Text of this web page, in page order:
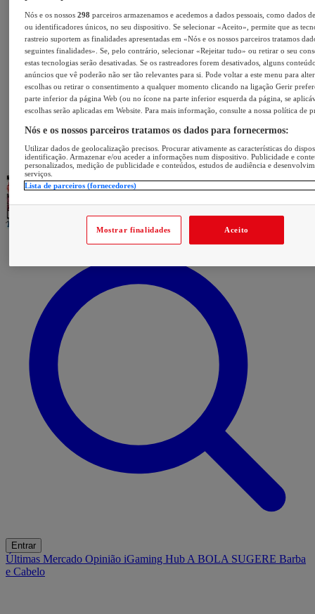
Entrar
Últimas Mercado Opinião iGaming Hub A BOLA SUGERE Barba
e Cabelo
Nós e os nossos298 parceiros armazenamos e acedemos a dados pessoais, como dados
ou identificadores únicos, no seu dispositivo. Se selecionar «Aceito», permite que as
rastreio suportem as finalidades apresentadas em «Nós e os nossos parceiros tratamos
seguintes finalidades». Se, pelo contrário, selecionar «Rejeitar tudo» ou retirar o seu
estas tecnologias serão desativadas. Se os rastreadores forem desativados, alguns
anúncios que vê poderão não ser tão relevantes para si. Pode voltar a este menu para
escolhas ou retirar o consentimento a qualquer momento clicando na ligação Gerir
parte inferior da página Web (ou no ícone na parte inferior esquerda da página, se
escolhas serão aplicadas em Website. Para mais informação, consulte a nossa política de
Nós e os nossos parceiros tratamos os dados para fornecermos:
Utilizar dados de geolocalização precisos. Procurar ativamente as características do
identificação. Armazenar e/ou aceder a informações num dispositivo. Publicidade e
personalizados, medição de publicidade e conteúdos, estudos de audiência e
serviços.
Lista de parceiros (fornecedores)
Mostrar finalidades Aceito